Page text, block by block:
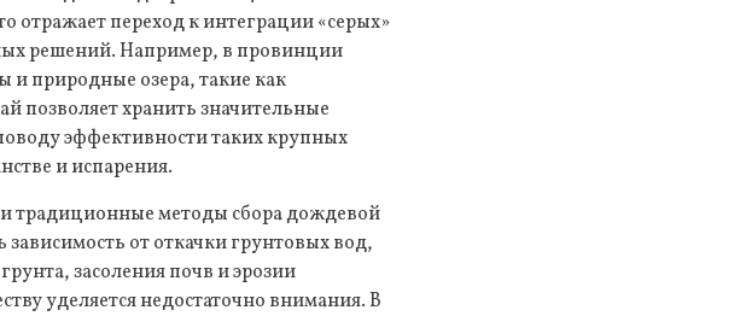
отражает переход к интеграции «серых»
решений. Например, в провинции
природные озера, такие как
позволяет хранить значительные
эффективности таких крупных
и испарения.
традиционные методы сбора дождевой
от откачки грунтовых вод,
засоления почв и эрозии
уделяется недостаточно внимания. В